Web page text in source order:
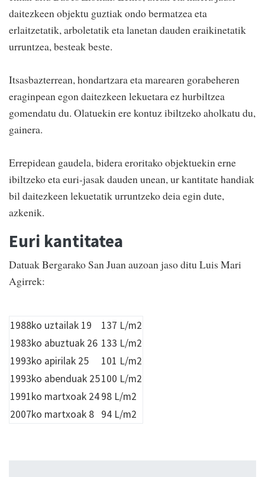
daitezkeen objektu guztiak ondo bermatzea eta
erlaitzetatik, arboletatik eta lanetan dauden eraikinetatik
urruntzea, besteak beste.
Itsasbazterrean, hondartzara eta marearen gorabeheren
eraginpean egon daitezkeen lekuetara ez hurbiltzea
gomendatu du. Olatuekin ere kontuz ibiltzeko aholkatu du,
gainera.
Errepidean gaudela, bidera eroritako objektuekin erne
ibiltzeko eta euri-jasak dauden unean, ur kantitate handiak
bil daitezkeen lekuetatik urruntzeko deia egin dute,
azkenik.
Euri kantitatea
Datuak Bergarako San Juan auzoan jaso ditu Luis Mari
Agirrek:
1988ko uztailak 19
137 L/m2
1983ko abuztuak 26 133 L/m2
1993ko apirilak 25
101 L/m2
1993ko abenduak 25100 L/m2
1991ko martxoak 2498 L/m2
2007ko martxoak 8 94 L/m2